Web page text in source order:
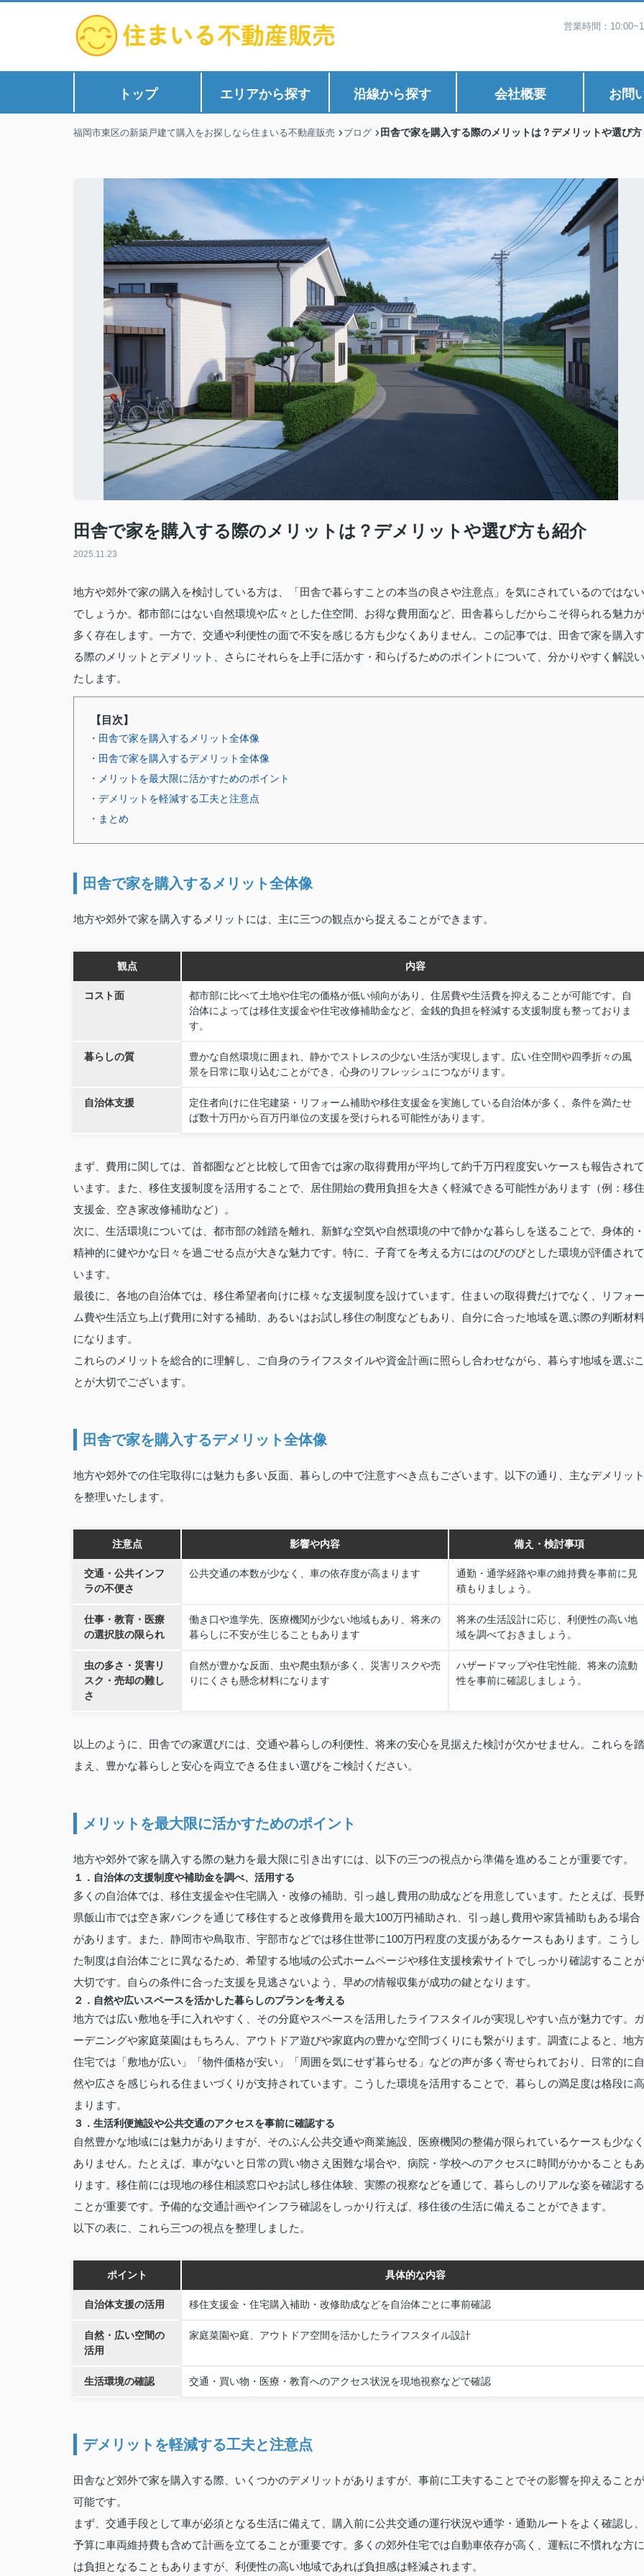
営業時間：
トップ エリアから探す 沿線から探す 会社概要 お問
福岡市東区の新築戸建て購入をお探しなら住まいる不動産販売 ブログ 田舎で家を購入する際のメリットは？デメリットや選び
田舎で家を購入する際のメリットは？デメリットや選び方も紹介
2025.11.23
地方や郊外で家の購入を検討している方は、「田舎で暮らすことの本当の良さや注意点」を気にされているのではない
でしょうか。都市部にはない自然環境や広々とした住空間、お得な費用面など、田舎暮らしだからこそ得られる魅力が
多く存在します。一方で、交通や利便性の面で不安を感じる方も少なくありません。この記事では、田舎で家を購入す
る際のメリットとデメリット、さらにそれらを上手に活かす・和らげるためのポイントについて、分かりやすく解説い
たします。
【目次】
・田舎で家を購入するメリット全体像
・田舎で家を購入するデメリット全体像
・メリットを最大限に活かすためのポイント
・デメリットを軽減する工夫と注意点
・まとめ
田舎で家を購入するメリット全体像
地方や郊外で家を購入するメリットには、主に三つの観点から捉えることができます。
観点 内容
コスト面
都市部に比べて土地や住宅の価格が低い傾向があり、住居費や生活費を抑えることが可能です。自
治体によっては移住支援金や住宅改修補助金など、金銭的負担を軽減する支援制度も整っておりま
す。
暮らしの質
豊かな自然環境に囲まれ、静かでストレスの少ない生活が実現します。広い住空間や四季折々の風
景を日常に取り込むことができ、心身のリフレッシュにつながります。
自治体支援
定住者向けに住宅建築・リフォーム補助や移住支援金を実施している自治体が多く、条件を満たせ
ば数十万円から百万円単位の支援を受けられる可能性があります。
まず、費用に関しては、首都圏などと比較して田舎では家の取得費用が平均して約千万円程度安いケースも報告されて
います。また、移住支援制度を活用することで、居住開始の費用負担を大きく軽減できる可能性があります（例：移住
支援金、空き家改修補助など）。
次に、生活環境については、都市部の雑踏を離れ、新鮮な空気や自然環境の中で静かな暮らしを送ることで、身体的・
精神的に健やかな日々を過ごせる点が大きな魅力です。特に、子育てを考える方にはのびのびとした環境が評価されて
います。
最後に、各地の自治体では、移住希望者向けに様々な支援制度を設けています。住まいの取得費だけでなく、リフォー
ム費や生活立ち上げ費用に対する補助、あるいはお試し移住の制度などもあり、自分に合った地域を選ぶ際の判断材料
になります。
これらのメリットを総合的に理解し、ご自身のライフスタイルや資金計画に照らし合わせながら、暮らす地域を選ぶこ
とが大切でございます。
田舎で家を購入するデメリット全体像
地方や郊外での住宅取得には魅力も多い反面、暮らしの中で注意すべき点もございます。以下の通り、主なデメリット
を整理いたします。
注意点 影響や内容 備え・検討事項
交通・公共インフ
ラの不便さ
公共交通の本数が少なく、車の依存度が高まります
通勤・通学経路や車の維持費を事前に見
積もりましょう。
仕事・教育・医療
の選択肢の限られ
働き口や進学先、医療機関が少ない地域もあり、将来の
暮らしに不安が生じることもあります
将来の生活設計に応じ、利便性の高い地
域を調べておきましょう。
虫の多さ・災害リ
スク・売却の難し
さ
自然が豊かな反面、虫や爬虫類が多く、災害リスクや売
りにくさも懸念材料になります
ハザードマップや住宅性能、将来の流動
性を事前に確認しましょう。
以上のように、田舎での家選びには、交通や暮らしの利便性、将来の安心を見据えた検討が欠かせません。これらを踏
まえ、豊かな暮らしと安心を両立できる住まい選びをご検討ください。
メリットを最大限に活かすためのポイント
地方や郊外で家を購入する際の魅力を最大限に引き出すには、以下の三つの視点から準備を進めることが重要です。
１．自治体の支援制度や補助金を調べ、活用する
多くの自治体では、移住支援金や住宅購入・改修の補助、引っ越し費用の助成などを用意しています。たとえば、長野
県飯山市では空き家バンクを通じて移住すると改修費用を最大100万円補助され、引っ越し費用や家賃補助もある場合
があります。また、静岡市や鳥取市、宇部市などでは移住世帯に100万円程度の支援があるケースもあります。こうし
た制度は自治体ごとに異なるため、希望する地域の公式ホームページや移住支援検索サイトでしっかり確認することが
大切です。自らの条件に合った支援を見逃さないよう、早めの情報収集が成功の鍵となります。
２．自然や広いスペースを活かした暮らしのプランを考える
地方では広い敷地を手に入れやすく、その分庭やスペースを活用したライフスタイルが実現しやすい点が魅力です。ガ
ーデニングや家庭菜園はもちろん、アウトドア遊びや家庭内の豊かな空間づくりにも繋がります。調査によると、地方
住宅では「敷地が広い」「物件価格が安い」「周囲を気にせず暮らせる」などの声が多く寄せられており、日常的に自
然や広さを感じられる住まいづくりが支持されています。こうした環境を活用することで、暮らしの満足度は格段に高
まります。
３．生活利便施設や公共交通のアクセスを事前に確認する
自然豊かな地域には魅力がありますが、そのぶん公共交通や商業施設、医療機関の整備が限られているケースも少なく
ありません。たとえば、車がないと日常の買い物さえ困難な場合や、病院・学校へのアクセスに時間がかかることもあ
ります。移住前には現地の移住相談窓口やお試し移住体験、実際の視察などを通じて、暮らしのリアルな姿を確認する
ことが重要です。予備的な交通計画やインフラ確認をしっかり行えば、移住後の生活に備えることができます。
以下の表に、これら三つの視点を整理しました。
ポイント 具体的な内容
自治体支援の活用 移住支援金・住宅購入補助・改修助成などを自治体ごとに事前確認
自然・広い空間の
活用
家庭菜園や庭、アウトドア空間を活かしたライフスタイル設計
生活環境の確認 交通・買い物・医療・教育へのアクセス状況を現地視察などで確認
デメリットを軽減する工夫と注意点
田舎など郊外で家を購入する際、いくつかのデメリットがありますが、事前に工夫することでその影響を抑えることが
可能です。
まず、交通手段として車が必須となる生活に備えて、購入前に公共交通の運行状況や通学・通勤ルートをよく確認し、
予算に車両維持費も含めて計画を立てることが重要です。多くの郊外住宅では自動車依存が高く、運転に不慣れな方に
は負担となることもありますが、利便性の高い地域であれば負担感は軽減されます。